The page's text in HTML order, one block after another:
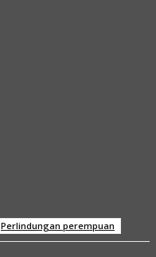
Perlindungan perempuan